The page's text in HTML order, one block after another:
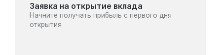
Заявка на открытие вклада
Начните получать прибыль с первого дня
открытия